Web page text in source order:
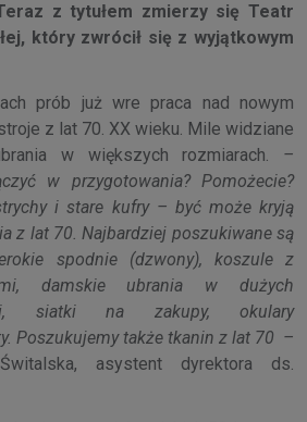
z tytułem zmierzy się Teatr
który zwrócił się z wyjątkowym
prób już wre praca nad nowym
z lat 70. XX wieku. Mile widziane
w większych rozmiarach. –
w przygotowania? Pomożecie?
i stare kufry – być może kryją
z lat 70. Najbardziej poszukiwane są
spodnie (dzwony), koszule z
damskie ubrania w dużych
siatki na zakupy, okulary
Poszukujemy także tkanin z lat 70 –
asystent dyrektora ds.